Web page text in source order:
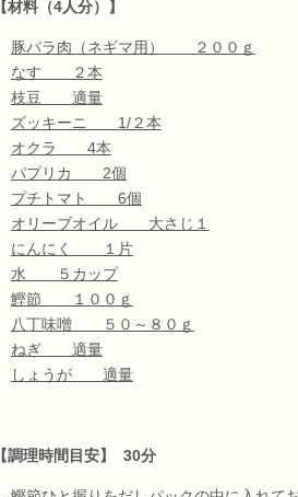
【材料（4人分）】
豚バラ肉（ネギマ用） ２００ｇ
なす ２本
枝豆 適量
ズッキーニ 1/２本
オクラ 4本
パプリカ 2個
プチトマト 6個
オリーブオイル 大さじ１
にんにく １片
水 ５カップ
鰹節 １００ｇ
八丁味噌 ５０～８０ｇ
ねぎ 適量
しょうが 適量
【調理時間目安】 30分